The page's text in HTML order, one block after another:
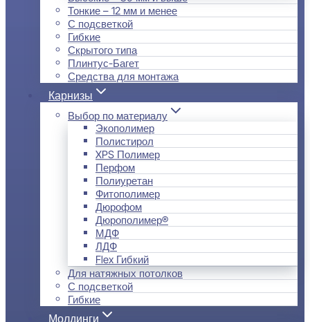
Тонкие – 12 мм и менее
С подсветкой
Гибкие
Скрытого типа
Плинтус-Багет
Средства для монтажа
Карнизы
Выбор по материалу
Экополимер
Полистирол
XPS Полимер
Перфом
Полиуретан
Фитополимер
Дюрофом
Дюрополимер®
МДФ
ЛДФ
Flex Гибкий
Для натяжных потолков
С подсветкой
Гибкие
Молдинги